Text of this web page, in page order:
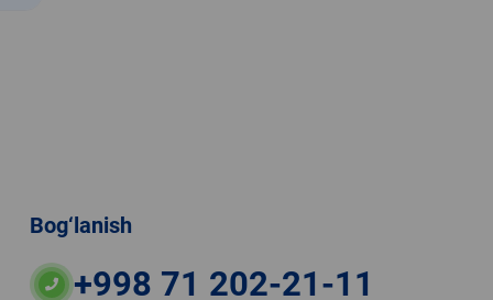
Bog‘lanish
+998 71 202-21-11